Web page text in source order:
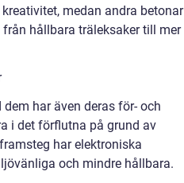
medan andra betonar
hållbara träleksaker till mer
har även deras för- och
i det förflutna på grund av
har elektroniska
och mindre hållbara.